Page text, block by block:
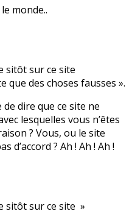
monde..
sitôt sur ce site
que des choses fausses ».
dire que ce site ne
lesquelles vous n’êtes
? Vous, ou le site
d’accord ? Ah ! Ah ! Ah !
sitôt sur ce site »